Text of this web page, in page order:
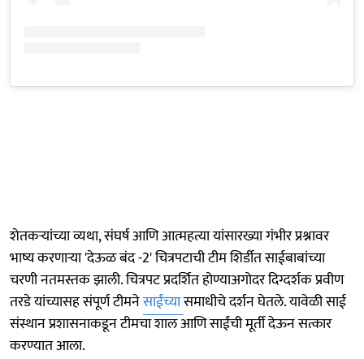
शेतकऱ्यांच्या व्यथा, संघर्ष आणि आत्महत्या यांसारख्या गंभीर प्रश्नावर
भाष्य करणाऱ्या 'देऊळ बंद -2' चित्रपटाची टीम शिर्डीत साईबाबांच्या
चरणी नतमस्तक झाली. चित्रपट प्रदर्शित होण्याअगोदर दिग्दर्शक प्रवीण
तरडे यांच्यासह संपूर्ण टीमनेसाईंच्यासमाधीचे दर्शन घेतले. यावेळी साई
संस्थान प्रशासनाकडून टीमचा शाल आणि साईंची मूर्ती देऊन सत्कार
करण्यात आला.